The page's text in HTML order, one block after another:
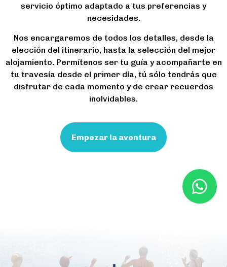
servicio óptimo adaptado a tus preferencias y
necesidades.
Nos encargaremos de todos los detalles, desde la
elección del itinerario, hasta la selección del mejor
alojamiento. Permítenos ser tu guía y acompañarte en
tu travesía desde el primer día, tú sólo tendrás que
disfrutar de cada momento y de crear recuerdos
inolvidables.
Empezar la aventura